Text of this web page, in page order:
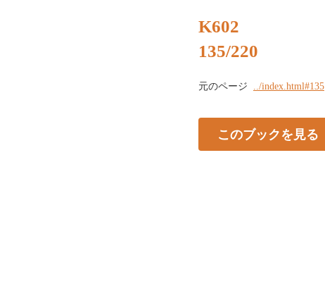
K602
135/220
元のページ ../index.html#135
このブックを見る